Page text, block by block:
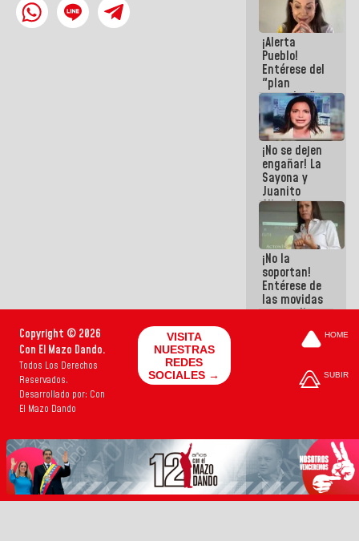
Viceministerio
de Energía
Eléctrica y
CORPOELEC
¡Alerta
Pueblo!
Entérese del
"plan
enjambre"
de La Sayo
para
sabotear el
diálogo y
promover el
caos
¡No se dejen
engañar! La
Sayona y
Juanito
Alimaña son
harina del
mismo
costal
¡No la
soportan!
Entérese de
las movidas
que realizan
cómplices
sacudírsela
Copyright © 2026
Con El Mazo Dando.
Todos Los Derechos
Reservados.
Desarrollado por: Con
El Mazo Dando
VISITA
NUESTRAS
REDES
SOCIALES →
HOME
SUBIR